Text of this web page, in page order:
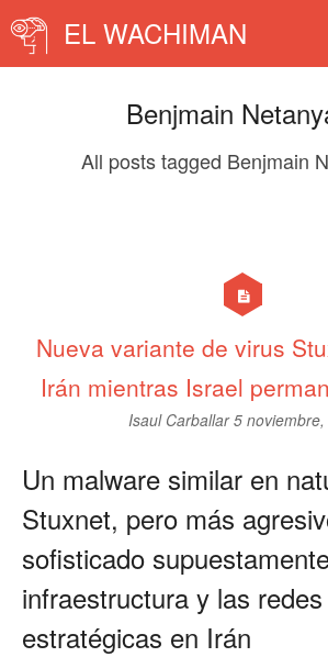
EL WACHIMAN
Benjmain
All posts tagged Benjmain
Nueva variante de virus
Irán mientras Israel
Isaul Carballar5
Un malware similar en
Stuxnet, pero más
sofisticado
infraestructura y las redes
estratégicas en Irán